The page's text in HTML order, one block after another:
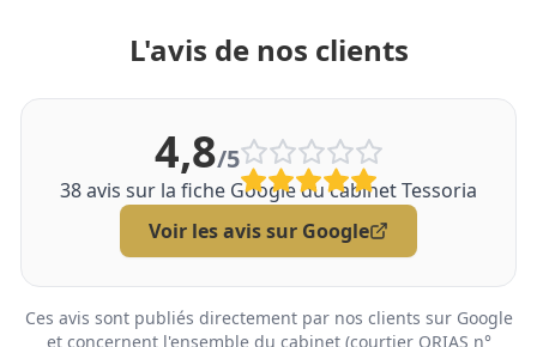
L'avis de nos clients
4,8/5
38avis sur la fiche Google du cabinet Tessoria
Voir les avis sur Google
Ces avis sont publiés directement par nos clients sur Google
et concernent l'ensemble du cabinet (courtier ORIAS n°